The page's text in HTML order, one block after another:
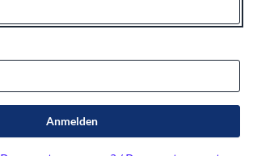
Anmelden